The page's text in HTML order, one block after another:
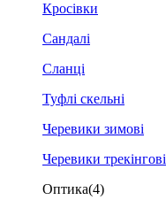
Кросівки
Сандалі
Сланці
Туфлі скельні
Черевики зимові
Черевики трекінгові
Оптика(4)